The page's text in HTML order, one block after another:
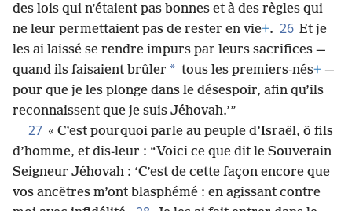
des lois qui n’étaient pas bonnes et à des règles qui
ne leur permettaient pas de rester en vie+. 26 Et je
les ai laissé se rendre impurs par leurs sacrifices —
quand ils faisaient brûler * tous les premiers-nés+ —
pour que je les plonge dans le désespoir, afin qu’ils
reconnaissent que je suis Jéhovah.’”
27 « C’est pourquoi parle au peuple d’Israël, ô fils
d’homme, et dis-leur : “Voici ce que dit le Souverain
Seigneur Jéhovah : ‘C’est de cette façon encore que
vos ancêtres m’ont blasphémé : en agissant contre